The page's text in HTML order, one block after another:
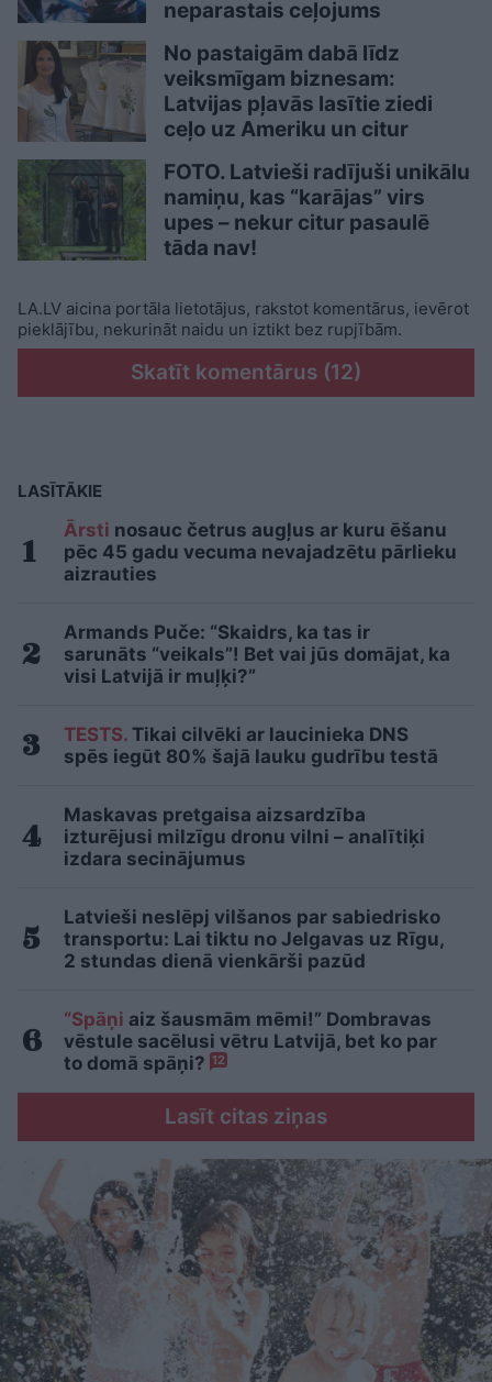
neparastais ceļojums
No pastaigām dabā līdz
veiksmīgam biznesam:
Latvijas pļavās lasītie ziedi
ceļo uz Ameriku un citur
FOTO. Latvieši radījuši unikālu
namiņu, kas “karājas” virs
upes – nekur citur pasaulē
tāda nav!
LA.LV aicina portāla lietotājus, rakstot komentārus, ievērot
pieklājību, nekurināt naidu un iztikt bez rupjībām.
Skatīt komentārus (12)
LASĪTĀKIE
Ārsti nosauc četrus augļus ar kuru ēšanu
pēc 45 gadu vecuma nevajadzētu pārlieku
aizrauties
Armands Puče: “Skaidrs, ka tas ir
sarunāts “veikals”! Bet vai jūs domājat, ka
visi Latvijā ir muļķi?”
TESTS. Tikai cilvēki ar laucinieka DNS
spēs iegūt 80% šajā lauku gudrību testā
Maskavas pretgaisa aizsardzība
izturējusi milzīgu dronu vilni – analītiķi
izdara secinājumus
Latvieši neslēpj vilšanos par sabiedrisko
transportu: Lai tiktu no Jelgavas uz Rīgu,
2 stundas dienā vienkārši pazūd
“Spāņi aiz šausmām mēmi!” Dombravas
vēstule sacēlusi vētru Latvijā, bet ko par
to domā spāņi? 12
Lasīt citas ziņas